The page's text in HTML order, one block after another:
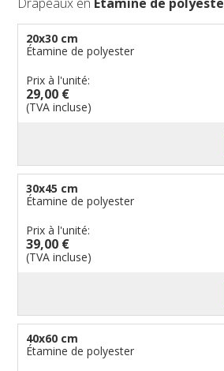
20x30 cm
Étamine de polyester
Prix à l'unité:
29,00 €
(TVA incluse)
30x45 cm
Étamine de polyester
Prix à l'unité:
39,00 €
(TVA incluse)
40x60 cm
Étamine de polyester